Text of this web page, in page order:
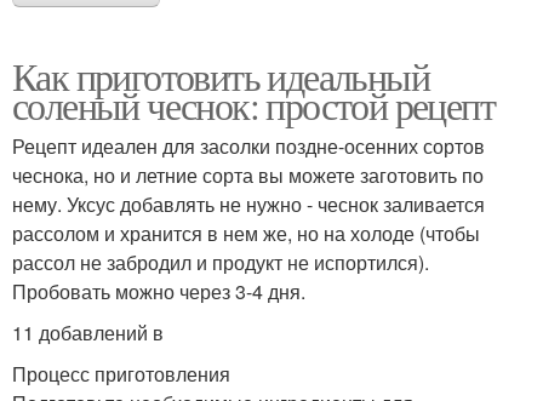
Как приготовить идеальный
соленый чеснок: простой рецепт
Рецепт идеален для засолки поздне-осенних сортов
чеснока, но и летние сорта вы можете заготовить по
нему. Уксус добавлять не нужно - чеснок заливается
рассолом и хранится в нем же, но на холоде (чтобы
рассол не забродил и продукт не испортился).
Пробовать можно через 3-4 дня.
11 добавлений в
Процесс приготовления